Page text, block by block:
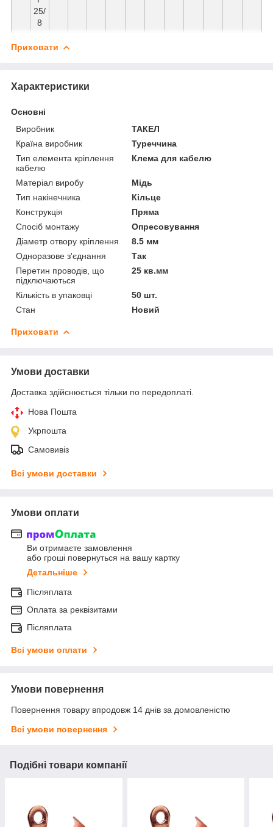
25/
8
Приховати
Характеристики
Основні
Виробник
ТАКЕЛ
Країна виробник
Туреччина
Тип елемента кріплення
кабелю
Клема для кабелю
Матеріал виробу
Мідь
Тип накінечника
Кільце
Конструкція
Пряма
Спосіб монтажу
Опресовування
Діаметр отвору кріплення
8.5 мм
Одноразове з'єднання
Так
Перетин проводів, що
підключаються
25 кв.мм
Кількість в упаковці
50 шт.
Стан
Новий
Приховати
Умови доставки
Доставка здійснюється тільки по передоплаті.
Нова Пошта
Укрпошта
Самовивіз
Всі умови доставки
Умови оплати
Ви отримаєте замовлення
або гроші повернуться на вашу картку
Детальніше
Післяплата
Оплата за реквізитами
Післяплата
Всі умови оплати
Умови повернення
Повернення товару впродовж 14 днів за домовленістю
Всі умови повернення
Подібні товари компанії